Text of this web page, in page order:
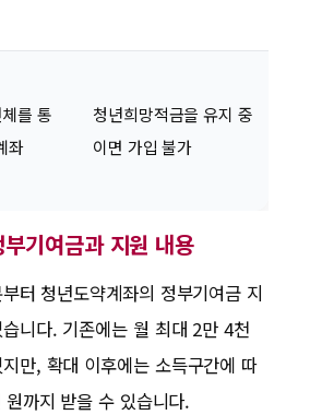
를 통
좌
청년희망적금을 유지 중
이면 가입 불가
기여금과 지원 내용
터 청년도약계좌의 정부기여금 지
니다. 기존에는 월 최대 2만 4천
만, 확대 이후에는 소득구간에 따
까지 받을 수 있습니다.